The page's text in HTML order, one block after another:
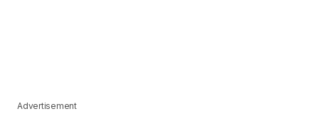
Advertisement